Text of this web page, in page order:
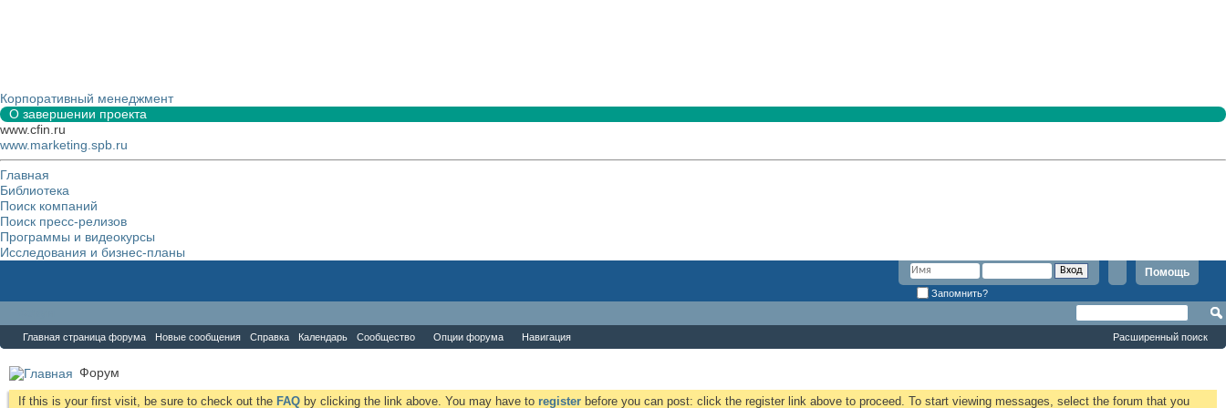
Корпоративный менеджмент
О завершении проекта
www.cfin.ru
www.marketing.spb.ru
Главная
Библиотека
Поиск компаний
Поиск пресс-релизов
Программы и видеокурсы
Исследования и бизнес-планы
Помощь
Запомнить?
Главная страница форума Новые сообщения Справка Календарь Сообщество Опции форума Навигация Расширенный поиск
Форум
If this is your first visit, be sure to check out the FAQ by clicking the link above. You may have to register before you can post: click the register link above to proceed. To start viewing messages, select the forum that you